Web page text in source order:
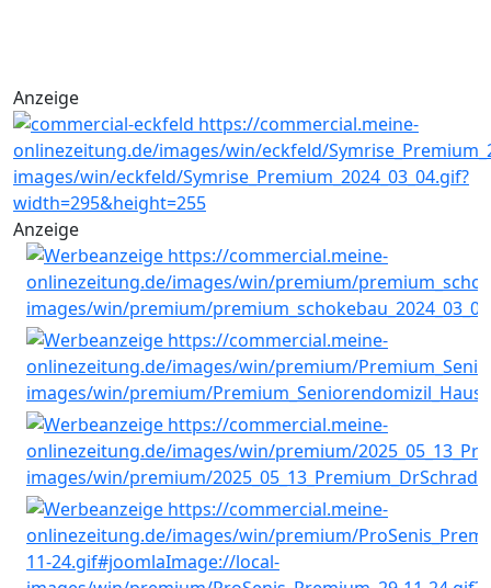
Anzeige
Anzeige